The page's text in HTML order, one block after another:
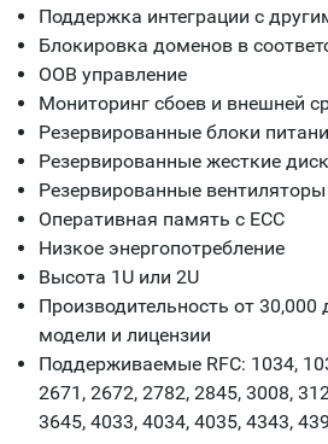
Поддержка интеграции с
Блокировка доменов в
OOB управление
Мониторинг сбоев и внешней
Резервированные блоки
Резервированные жесткие
Резервированные вентиляторы
Оперативная память с ECC
Низкое энергопотребление
Высота 1U или 2U
Производительность от
модели и лицензии
Поддерживаемые RFC: 1034,
2671, 2672, 2782, 2845, 3008,
3645, 4033, 4034, 4035, 4343,